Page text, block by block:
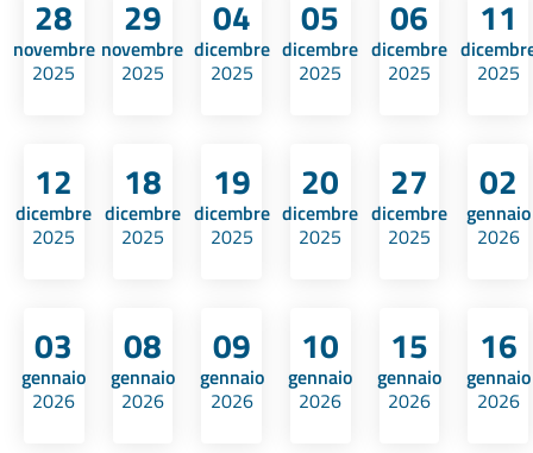
28
novembre
2025
29
novembre
2025
04
dicembre
2025
05
dicembre
2025
06
dicembre
2025
11
2025
12
dicembre
2025
18
dicembre
2025
19
dicembre
2025
20
dicembre
2025
27
dicembre
2025
02
gennaio
2026
03
gennaio
2026
08
gennaio
2026
09
gennaio
2026
10
gennaio
2026
15
gennaio
2026
16
gennaio
2026